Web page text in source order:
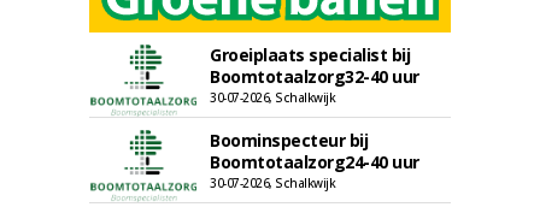
Groeiplaats specialist bij
Boomtotaalzorg32-40 uur
30-07-2026, Schalkwijk
Boominspecteur bij
Boomtotaalzorg24-40 uur
30-07-2026, Schalkwijk